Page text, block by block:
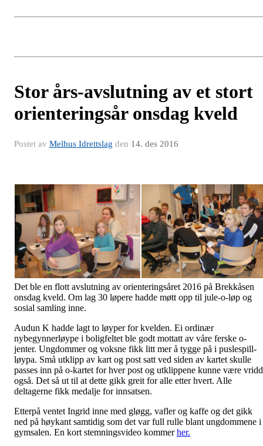
Stor års-avslutning av et stort
orienteringsår onsdag kveld
Postet av Melhus Idrettslag den 14. des 2016
Det ble en flott avslutning av orienteringsåret 2016 på Brekkåsen
onsdag kveld. Om lag 30 løpere hadde møtt opp til jule-o-løp og
sosial samling inne.
Audun K hadde lagt to løyper for kvelden. Ei ordinær
nybegynnerløype i boligfeltet ble godt mottatt av våre ferske o-
jenter. Ungdommer og voksne fikk litt mer å tygge på i puslespill-
løypa. Små utklipp av kart og post satt ved siden av kartet skulle
passes inn på o-kartet for hver post og utklippene kunne være vridd
også. Det så ut til at dette gikk greit for alle etter hvert. Alle
deltagerne fikk medalje for innsatsen.
Etterpå ventet Ingrid inne med gløgg, vafler og kaffe og det gikk
ned på høykant samtidig som det var full rulle blant ungdommene i
gymsalen. En kort stemningsvideo kommerher.